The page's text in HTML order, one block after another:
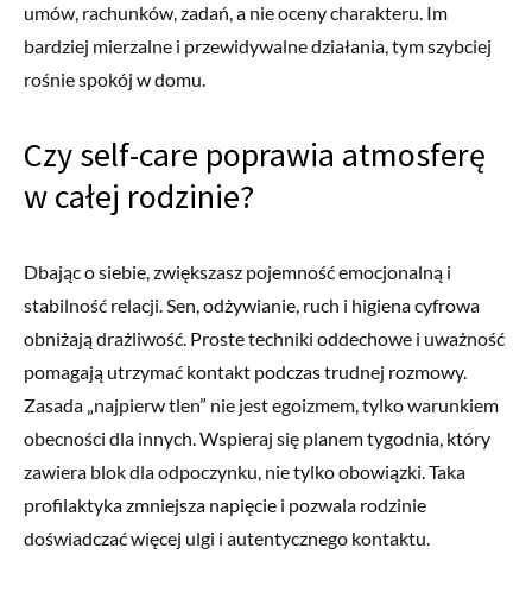
umów, rachunków, zadań, a nie oceny charakteru. Im
bardziej mierzalne i przewidywalne działania, tym szybciej
rośnie spokój w domu.
Czy self-care poprawia atmosferę
w całej rodzinie?
Dbając o siebie, zwiększasz pojemność emocjonalną i
stabilność relacji. Sen, odżywianie, ruch i higiena cyfrowa
obniżają drażliwość. Proste techniki oddechowe i uważność
pomagają utrzymać kontakt podczas trudnej rozmowy.
Zasada „najpierw tlen” nie jest egoizmem, tylko warunkiem
obecności dla innych. Wspieraj się planem tygodnia, który
zawiera blok dla odpoczynku, nie tylko obowiązki. Taka
profilaktyka zmniejsza napięcie i pozwala rodzinie
doświadczać więcej ulgi i autentycznego kontaktu.